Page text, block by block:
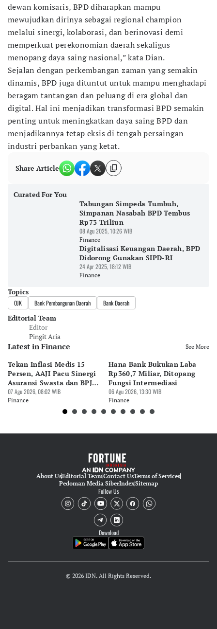
dewan komisaris, BPD diharapkan mampu
mewujudkan dirinya sebagai regional champion
melalui sinergi, kolaborasi, dan berinovasi demi
memperkuat perekonomian daerah sekaligus
menopang daya saing nasional,” kata Dian.
Sejalan dengan perkembangan zaman yang semakin
dinamis, BPD juga dituntut untuk mampu menghadapi
beragam tantangan dan peluang di era global dan
digital. Hal ini menjadikan transformasi BPD semakin
penting untuk meningkatkan daya saing BPD dan
menjadikannya tetap eksis di tengah persaingan
industri perbankan yang ketat.
Share Article
Curated For You
Tabungan Simpeda Tumbuh,
Simpanan Nasabah BPD Tembus
Rp73 Triliun
08 Agu 2025, 10:26 WIB
Finance
Digitalisasi Keuangan Daerah, BPD
Didorong Gunakan SIPD-RI
24 Apr 2025, 18:12 WIB
Finance
Topics
OJK Bank Pembangunan Daerah Bank Daerah
Editorial Team
Editor
Pingit Aria
Latest in Finance See More
Tekan Inflasi Medis 15
Persen, AAJI Pacu Sinergi
Asuransi Swasta dan BPJS
Kesehatan
07 Agu 2026, 08:02 WIB
Finance
Hana Bank Bukukan Laba
Rp360,7 Miliar, Ditopang
Fungsi Intermediasi
06 Agu 2026, 13:30 WIB
Finance
About UsEditorial TeamContact UsTerms of Services
Pedoman Media SiberIndexSitemap
Follow Us
Download
© 2026 IDN. All Rights Reserved.